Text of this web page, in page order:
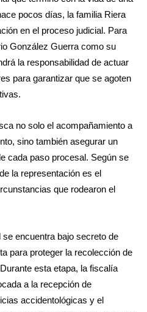
pocos días, la familia Riera
en el proceso judicial. Para
González Guerra como su
la responsabilidad de actuar
para garantizar que se agoten
no solo el acompañamiento a
sino también asegurar un
cada paso procesal. Según se
la representación es el
que rodearon el
encuentra bajo secreto de
para proteger la recolección de
esta etapa, la fiscalía
a la recepción de
accidentológicas y el